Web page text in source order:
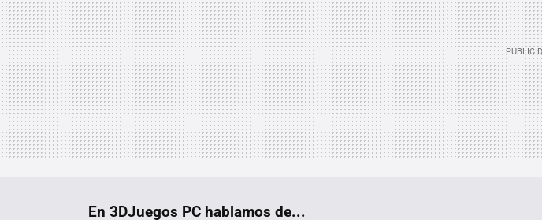
En 3DJuegos PC hablamos de...